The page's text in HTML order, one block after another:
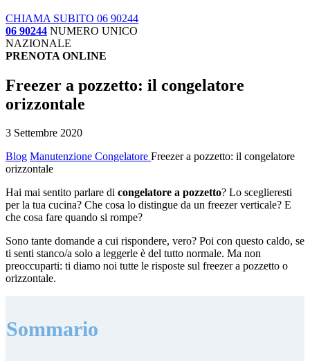
CHIAMA SUBITO 06 90244
06 90244 NUMERO UNICO
NAZIONALE
PRENOTA ONLINE
Freezer a pozzetto: il congelatore
orizzontale
3 Settembre 2020
Blog Manutenzione Congelatore Freezer a pozzetto: il congelatore
orizzontale
Hai mai sentito parlare di congelatore a pozzetto? Lo sceglieresti
per la tua cucina? Che cosa lo distingue da un freezer verticale? E
che cosa fare quando si rompe?
Sono tante domande a cui rispondere, vero? Poi con questo caldo, se
ti senti stanco/a solo a leggerle è del tutto normale. Ma non
preoccuparti: ti diamo noi tutte le risposte sul freezer a pozzetto o
orizzontale.
Sommario